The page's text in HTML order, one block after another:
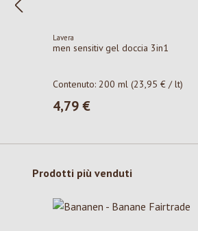
Lavera
men sensitiv gel doccia 3in1
Contenuto:200 ml(23,95 € / lt)
Prezzo normale:
4,79 €
Salta la galleria dei prodotti
Prodotti più venduti